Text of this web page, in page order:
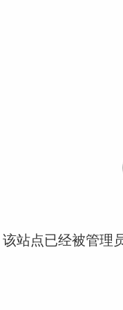
站点已经被管理